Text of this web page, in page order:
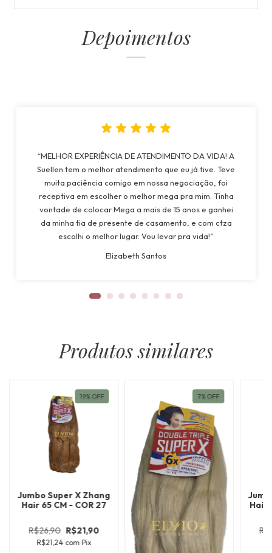
Depoimentos
“MELHOR EXPERIÊNCIA DE ATENDIMENTO DA VIDA! A
Suellen tem o melhor atendimento que eu já tive. Teve
muita paciência comigo em nossa negociação, foi
receptiva em escolher o melhor mega pra mim. Tinha
vontade de colocar Mega a mais de 15 anos e ganhei
da minha tia de presente de casamento, e com ctza
escolhi o melhor lugar. Vou levar pra vida!”
Elizabeth Santos
Produtos similares
19%OFF
Jumbo Super X Zhang
Hair 65 CM - COR 27
R$26,90 R$21,90
R$21,24 com Pix
7%OFF
Hair